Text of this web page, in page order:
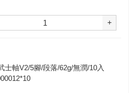
+
士軸V2/5腳/段落/62g/無潤/10入